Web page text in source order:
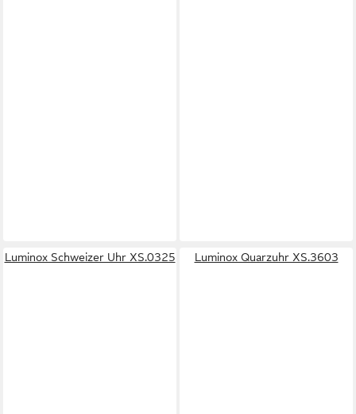
Luminox Schweizer Uhr XS.0325 Luminox Quarzuhr XS.3603